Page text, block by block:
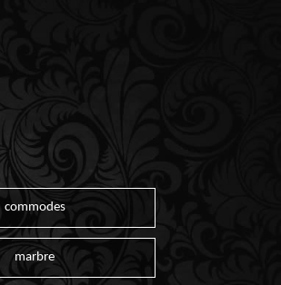
commodes
marbre